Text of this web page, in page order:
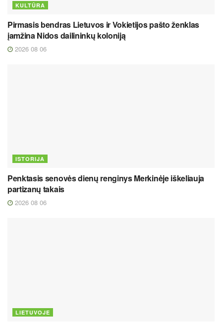
KULTŪRA
Pirmasis bendras Lietuvos ir Vokietijos pašto ženklas
įamžina Nidos dailininkų koloniją
2026 08 06
ISTORIJA
Penktasis senovės dienų renginys Merkinėje iškeliauja
partizanų takais
2026 08 06
LIETUVOJE